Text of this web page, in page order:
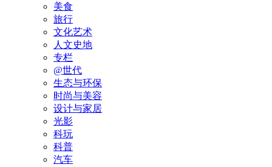
美食
旅行
文化艺术
人文史地
专栏
@世代
生态与环保
时尚与美容
设计与家居
光影
科玩
科普
汽车